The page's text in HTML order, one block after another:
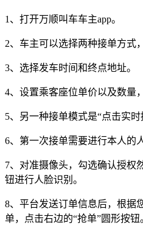
1、打开万顺叫车车主app。
2、车主可以选择两种接单方式
3、选择发车时间和终点地址。
4、设置乘客座位单价以及数量
5、另一种接单模式是“点击实时
6、第一次接单需要进行本人的
7、对准摄像头，勾选确认授权
钮进行人脸识别。
8、平台发送订单信息后，根据
单，点击右边的“抢单”圆形按钮